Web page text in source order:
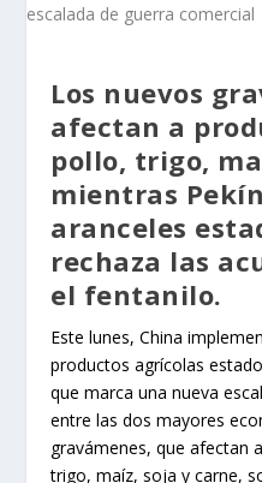
Los nuevos
afectan a
pollo, trigo,
mientras
aranceles
rechaza las
el fentanilo.
Este lunes, China
productos agrícolas
que marca una nueva
entre las dos mayores
gravámenes, que afectan
trigo, maíz, soja y carne,